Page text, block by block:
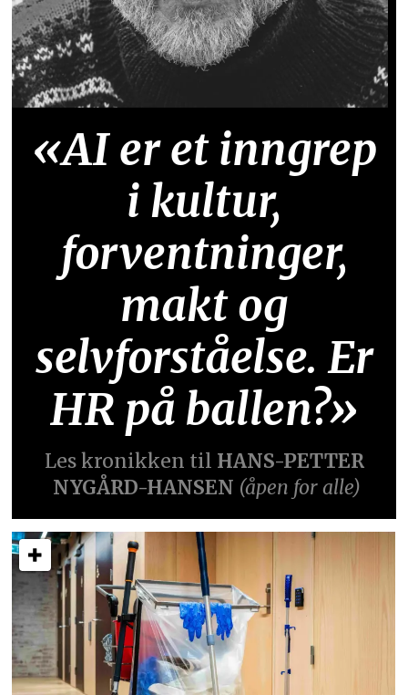
«AI er et inngrep
i kultur,
forventninger,
makt og
selvforståelse. Er
HR på ballen?»
Les kronikken til HANS-PETTER
NYGÅRD-HANSEN (åpen for alle)